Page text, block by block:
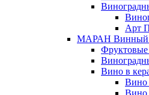
Арт
МАРАН Винный
Фруктовые
Вино в
Вино
Вино